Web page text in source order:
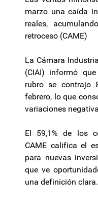
marzo una caída
reales,
retroceso (CAME)
La Cámara
(CIAI) informó
rubro se contrajo
febrero, lo que
variaciones
El 59,1% de los
CAME califica el
para nuevas
que ve
una definición clara.